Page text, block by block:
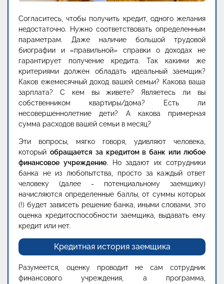
Согласитесь, чтобы получить кредит, одного желания
недостаточно. Нужно соответствовать определенным
параметрам. Даже наличие большой трудовой
биографии и «правильной» справки о доходах не
гарантирует получение кредита. Так какими же
критериями должен обладать идеальный заемщик?
Каков ежемесячный доход вашей семьи? Какова ваша
зарплата? С кем вы живете? Являетесь ли вы
собственником квартиры/дома? Есть ли
несовершеннолетние дети? А какова примерная
сумма расходов вашей семьи в месяц?
Эти вопросы, мягко говоря, удивляют человека,
который обращается за кредитом в банк или любое
финансовое учреждение. Но задают их сотрудники
банка не из любопытства, просто за каждый ответ
человеку (далее - потенциальному заемщику)
начисляются определенные баллы, от суммы которых
(!) будет зависеть решение банка, иными словами, это
оценка кредитоспособности заемщика, выдавать ему
кредит или нет.
Кредитная история заемщика
Разумеется, оценку проводит не сам сотрудник
финансового учреждения, а программа,